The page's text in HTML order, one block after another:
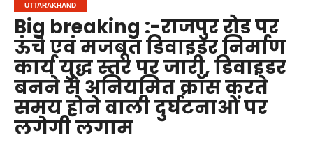
UTTARAKHAND
Big breaking :-राजपुर रोड पर
ऊंचे एवं मजबूत डिवाइडर निर्माण
कार्य युद्ध स्तर पर जारी, डिवाइडर
बनने से अनियमित क्रॉस करते
समय होने वाली दुर्घटनाओं पर
लगेगी लगाम